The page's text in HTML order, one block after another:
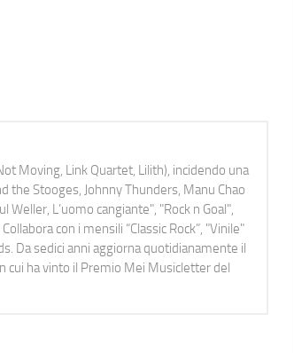
Moving, Link Quartet, Lilith), incidendo una
the Stooges, Johnny Thunders, Manu Chao
L’uomo cangiante", "Rock n Goal",
con i mensili “Classic Rock”, "Vinile"
Da sedici anni aggiorna quotidianamente il
cui ha vinto il Premio Mei Musicletter del